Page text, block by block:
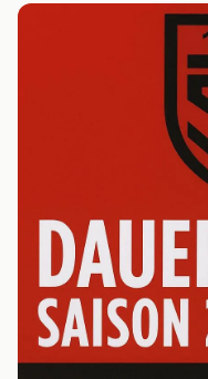
Kader
Statistik
JUGEND
G-Junioren (U7)